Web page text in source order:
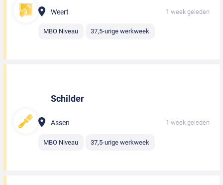
Weert 1 week geleden
MBO Niveau 37,5-urige werkweek
Schilder
Assen 1 week geleden
MBO Niveau 37,5-urige werkweek